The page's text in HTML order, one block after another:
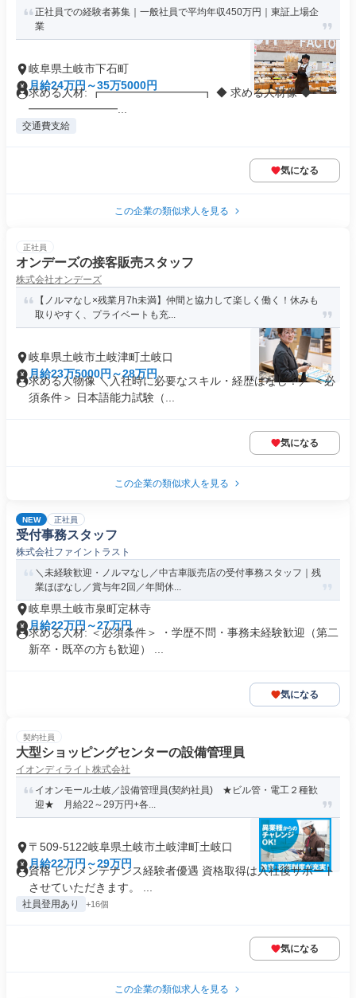
正社員での経験者募集｜一般社員で平均年収450万円｜東証上場企
業
岐阜県土岐市下石町
月給24万円～35万5000円
求める人材: ┏━━━━━━━━━┓ ◆ 求める人材像 ◆ ┗━
━━━━━━━━...
交通費支給
気になる
この企業の類似求人を見る
正社員
オンデーズの接客販売スタッフ
株式会社オンデーズ
【ノルマなし×残業月7h未満】仲間と協力して楽しく働く！休みも
取りやすく、プライベートも充...
岐阜県土岐市土岐津町土岐口
月給23万5000円～28万円
求める人物像 ＼入社時に必要なスキル・経歴はなし！／ ＜必
須条件＞ 日本語能力試験（...
気になる
この企業の類似求人を見る
NEW 正社員
受付事務スタッフ
株式会社ファイントラスト
＼未経験歓迎・ノルマなし／中古車販売店の受付事務スタッフ｜残
業ほぼなし／賞与年2回／年間休...
岐阜県土岐市泉町定林寺
月給22万円～27万円
求める人材: ＜必須条件＞ ・学歴不問・事務未経験歓迎（第二
新卒・既卒の方も歓迎） ...
気になる
契約社員
大型ショッピングセンターの設備管理員
イオンディライト株式会社
イオンモール土岐／設備管理員(契約社員) ★ビル管・電工２種歓
迎★ 月給22～29万円+各...
〒509-5122岐阜県土岐市土岐津町土岐口
月給22万円～29万円
資格 ビルメンテナンス経験者優遇 資格取得は入社後サポート
させていただきます。 ...
社員登用あり +16個
気になる
この企業の類似求人を見る